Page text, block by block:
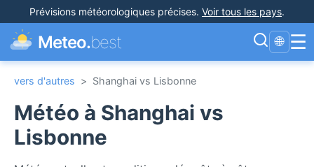
Prévisions météorologiques précises. Voir tous les pays.
Meteo.best 🌐 ☰
vers d'autres > Shanghai vs Lisbonne
Météo à Shanghai vs
Lisbonne